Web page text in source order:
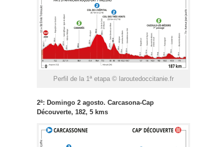
Perfil de la 1ª etapa © laroutedoccitanie.fr
2ª: Domingo 2 agosto. Carcasona-Cap
Découverte, 182, 5 kms